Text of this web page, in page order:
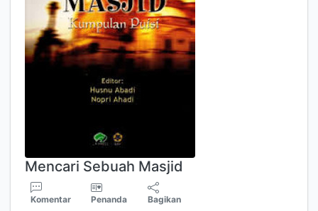
Mencari Sebuah Masjid
Komentar Penanda Bagikan